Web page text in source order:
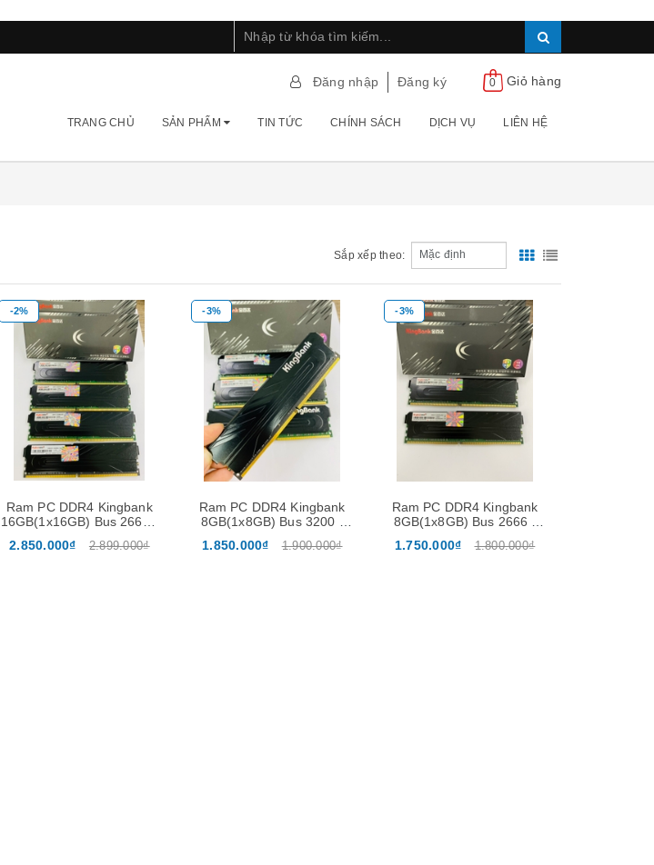
Đăng nhập Đăng ký 0 Giỏ hàng
TRANG CHỦ SẢN PHẨM TIN TỨC CHÍNH SÁCH DỊCH VỤ LIÊN HỆ
Sắp xếp theo:
Xem nhanh
-2%
Ram PC DDR4 Kingbank
16GB(1x16GB) Bus 2666 -
Tháng
2.850.000₫ 2.899.000₫
-3%
Ram PC DDR4 Kingbank
8GB(1x8GB) Bus 3200 -
Tháng
1.850.000₫ 1.900.000₫
-3%
Ram PC DDR4 Kingbank
8GB(1x8GB) Bus 2666 -
Tháng
1.750.000₫ 1.800.000₫